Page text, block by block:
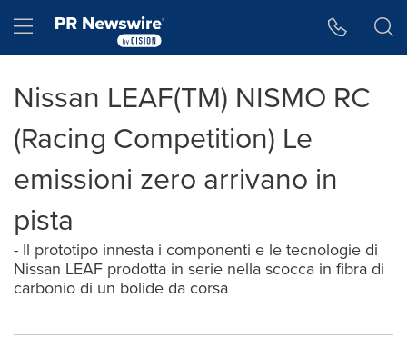
Hamburger menu
Nissan LEAF(TM) NISMO RC
(Racing Competition) Le
emissioni zero arrivano in
pista
- Il prototipo innesta i componenti e le tecnologie di
Nissan LEAF prodotta in serie nella scocca in fibra di
carbonio di un bolide da corsa